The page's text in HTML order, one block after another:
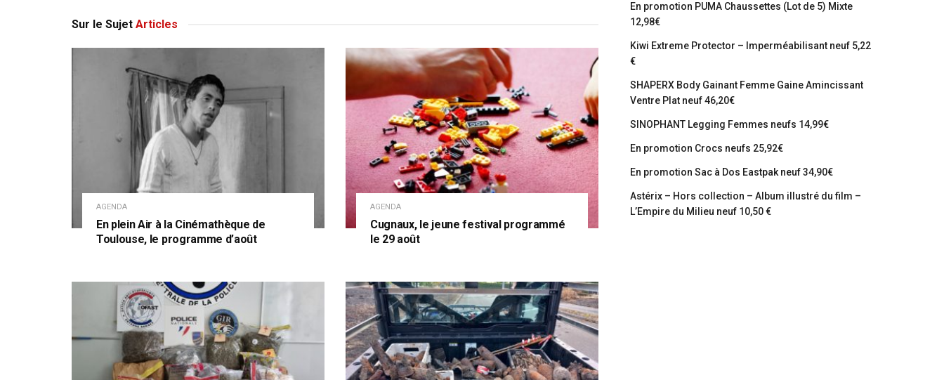
Sur le Sujet Articles
AGENDA
En plein Air à la Cinémathèque de
Toulouse, le programme d’août
AGENDA
Cugnaux, le jeune festival programmé
le 29 août
En promotion PUMA Chaussettes (Lot de 5) Mixte
12,98€
Kiwi Extreme Protector – Imperméabilisant neuf 5,22
€
SHAPERX Body Gainant Femme Gaine Amincissant
Ventre Plat neuf 46,20€
SINOPHANT Legging Femmes neufs 14,99€
En promotion Crocs neufs 25,92€
En promotion Sac à Dos Eastpak neuf 34,90€
Astérix – Hors collection – Album illustré du film –
L’Empire du Milieu neuf 10,50 €